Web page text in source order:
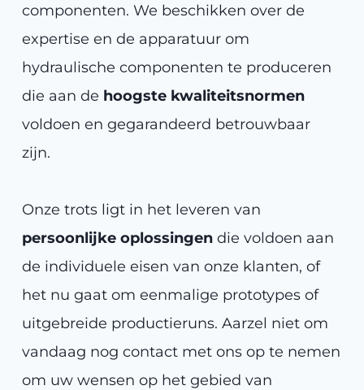
componenten. We beschikken over de
expertise en de apparatuur om
hydraulische componenten te produceren
die aan de hoogste kwaliteitsnormen
voldoen en gegarandeerd betrouwbaar
zijn.
Onze trots ligt in het leveren van
persoonlijke oplossingen die voldoen aan
de individuele eisen van onze klanten, of
het nu gaat om eenmalige prototypes of
uitgebreide productieruns. Aarzel niet om
vandaag nog contact met ons op te nemen
om uw wensen op het gebied van